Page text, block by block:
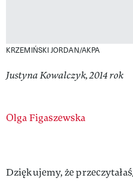
KRZEMIŃSKI JORDAN/AKPA
Justyna Kowalczyk, 2014 rok
Authors
Olga Figaszewska
Dziękujemy, że